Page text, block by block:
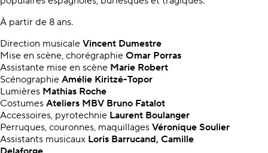
À partir de 8 ans.
Direction musicale Vincent Dumestre
Mise en scène, chorégraphie Omar Porras
Assistante mise en scène Marie Robert
Scénographie Amélie Kiritzé-Topor
Lumières Mathias Roche
Costumes Ateliers MBV Bruno Fatalot
Accessoires, pyrotechnie Laurent Boulanger
Perruques, couronnes, maquillages Véronique Soulier
Assistants musicaux Loris Barrucand, Camille